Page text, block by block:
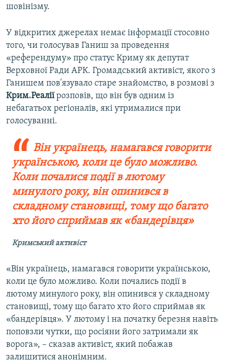
шовінізму.
У відкритих джерелах немає інформації стосовно
того, чи голосував Ганиш за проведення
«референдуму» про статус Криму як депутат
Верховної Ради АРК. Громадський активіст, якого з
Ганишем пов'язувало старе знайомство, в розмові з
Крим.Реаліїрозповів, що він був одним із
небагатьох регіоналів, які утрималися при
голосуванні.
Він українець, намагався говорити
українською, коли це було можливо.
Коли почалися події в лютому
минулого року, він опинився в
складному становищі, тому що багато
хто його сприймав як «бандерівця»
Кримський активіст
«Він українець, намагався говорити українською,
коли це було можливо. Коли почались події в
лютому минулого року, він опинився у складному
становищі, тому що багато хто його сприймав як
«бандерівця». У лютому і на початку березня навіть
поповзли чутки, що росіяни його затримали як
ворога», – сказав активіст, який побажав
залишитися анонімним.